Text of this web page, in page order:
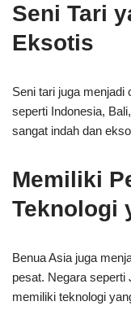
Seni Tari
Eksotis
Seni tari juga menjadi
seperti Indonesia,
sangat indah dan
Memiliki
Teknologi
Benua Asia juga
pesat. Negara seperti
memiliki teknologi